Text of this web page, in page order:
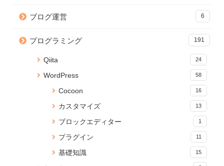
ファイルを実行！同期・非同期
React プロジェクトの関数名や
【JavaScript】iframeのコンテ
ンツの読み込みが終わったらイ
ベントを発火する
【無料】ブラウザでPDFに透か
【CSS】画像を横幅いっぱいに
Jupyter Notebook を「.py」の
Pythonで実行可能なコードに変
yml ファイルから Anaconda 仮
想環境をつくる
15967 views
【JavaScript】iframeのコンテ
【Python】フォルダ内の全ファ
イルパスを再帰的に取得する方
【Python】CSVファイルの文字
列をカンマ区切りの配列に変換
する
ポップアップ完了を親ページへ
ブログ運営 6
プログラミング 191
Qiita 24
WordPress 58
Cocoon 16
カスタマイズ 13
ブロックエディター 1
プラグイン 11
基礎知識 15